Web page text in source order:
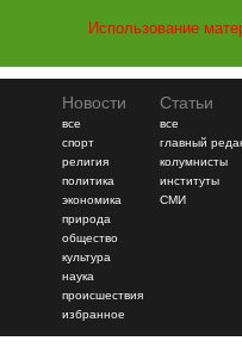
Использование
Новости
все
спорт
религия
политика
экономика
природа
общество
культура
наука
происшествия
избранное
Статьи
все
главный
колумнисты
институты
СМИ